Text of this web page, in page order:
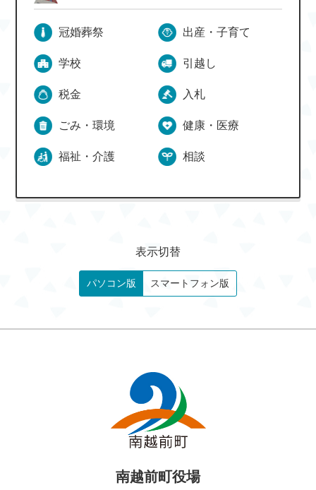
冠婚葬祭 出産・子育て
学校 引越し
税金 入札
ごみ・環境 健康・医療
福祉・介護 相談
表示切替
パソコン版 スマートフォン版
南越前町役場